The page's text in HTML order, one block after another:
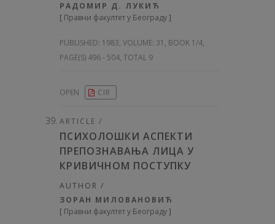
РАДОМИР Д. ЛУКИЋ
[ Правни факултет у Београду]
PUBLISHED: 1983, VOLUME: 31 , BOOK 1/4,
PAGE(S) 496 - 504, TOTAL 9
OPEN CIR
ARTICLE /
ПСИХОЛОШКИ АСПЕКТИ
ПРЕПОЗНАВАЊА ЛИЦА У
КРИВИЧНОМ ПОСТУПКУ
AUTHOR /
ЗОРАН МИЛОВАНОВИЋ
[ Правни факултет у Београду]